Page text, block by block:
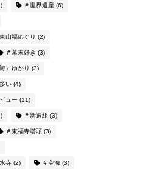
＃世界遺産(6)
山福めぐり (2)
＃幕末好き (3)
）ゆかり (3)
い(4)
ュー (11)
＃新選組 (3)
＃東福寺塔頭(3)
寺(2) ＃空海(3)